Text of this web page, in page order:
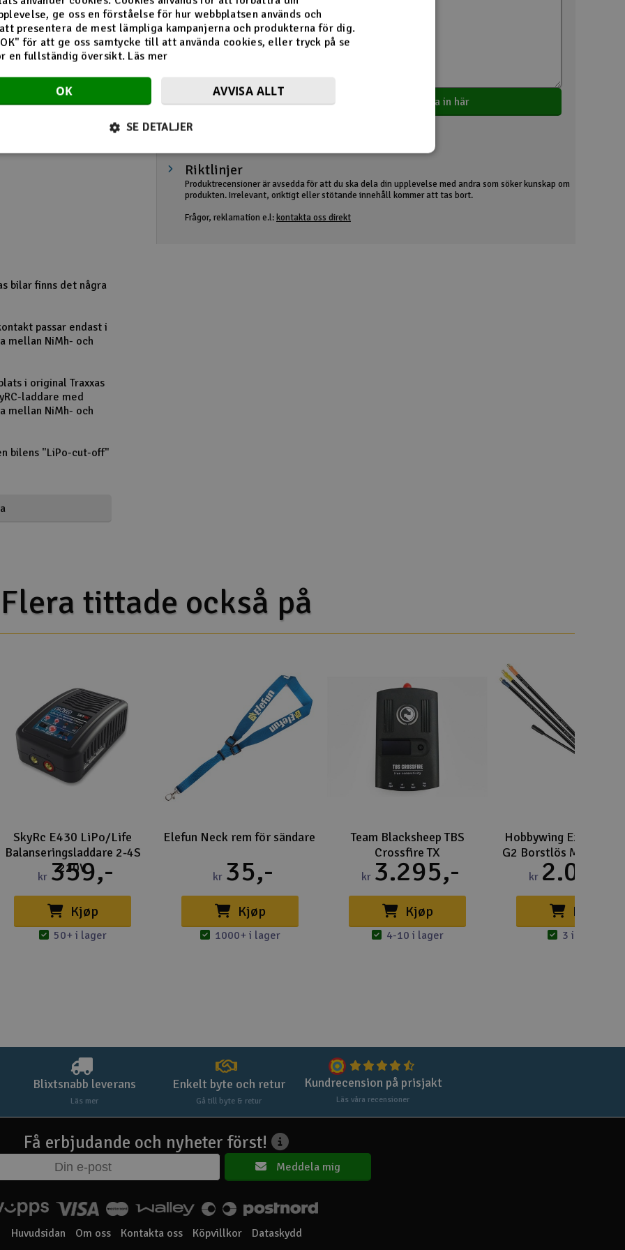
bilar finns det några
passar endast i
mellan NiMh- och
i original Traxxas
laddare med
mellan NiMh- och
bilens "LiPo-cut-off"
real-world
Traxxas Tough®.
with VXL-8s
Included Optional
spinouts and
Tub
and optional
Logga in här
Riktlinjer
Produktrecensioner är avsedda för att du ska dela din upplevelse med andra som söker kunskap om
produkten. Irrelevant, oriktigt eller stötande innehåll kommer att tas bort.
Frågor, reklamation e.l: kontakta oss direkt
Flera tittade också på
SkyRc E430 LiPo/Life
Balanseringsladdare 2-4S
220V
kr 359,-
Kjøp
50+ i lager
Elefun Neck rem för sändare
kr 35,-
Kjøp
1000+ i lager
Team Blacksheep TBS
Crossfire TX
kr 3.295,-
Kjøp
4-10 i lager
Hobbywing EzRun
G2 Borstlös Motor
kr
Kjøp
3 i lager
Blixtsnabb leverans
Läs mer
Enkelt byte och retur
Gå till byte & retur
Kundrecension på prisjakt
Läs våra recensioner
Få erbjudande och nyheter först!
Meddela mig
Huvudsidan Om oss Kontakta oss Köpvillkor Dataskydd
ge oss en förståelse för hur webbplatsen används och
presentera de mest lämpliga kampanjerna och produkterna för dig.
för att ge oss samtycke till att använda cookies, eller tryck på se
en fullständig översikt. Läs mer
OK AVVISA ALLT
SE DETALJER